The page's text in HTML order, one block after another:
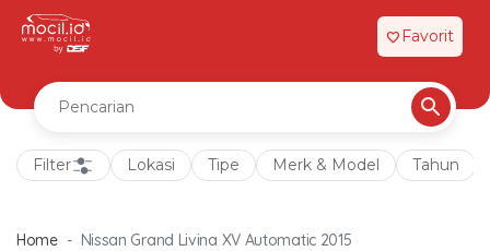
favorite Favorit
Filter Lokasi Tipe Merk & Model Tahun
Home Nissan Grand Livina XV Automatic 2015